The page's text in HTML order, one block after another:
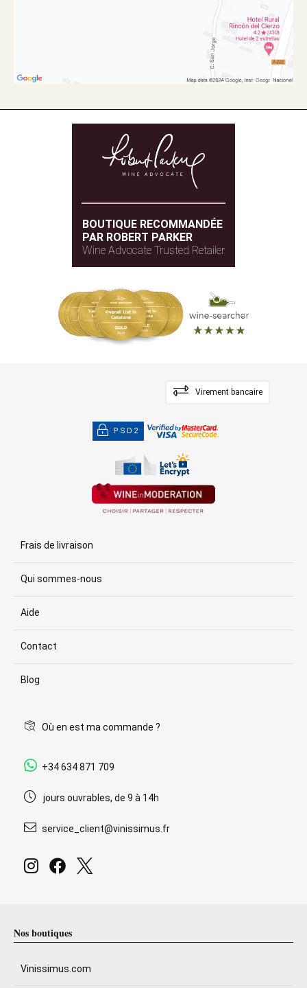
BOUTIQUE RECOMMANDÉE
PAR ROBERT PARKER
Wine Advocate Trusted Retailer
Virement bancaire
PSD2
Frais de livraison
Qui sommes-nous
Aide
Contact
Blog
Où en est ma commande ?
+34 634 871 709
jours ouvrables, de 9 à 14h
service_client@vinissimus.fr
Nos boutiques
Vinissimus.com